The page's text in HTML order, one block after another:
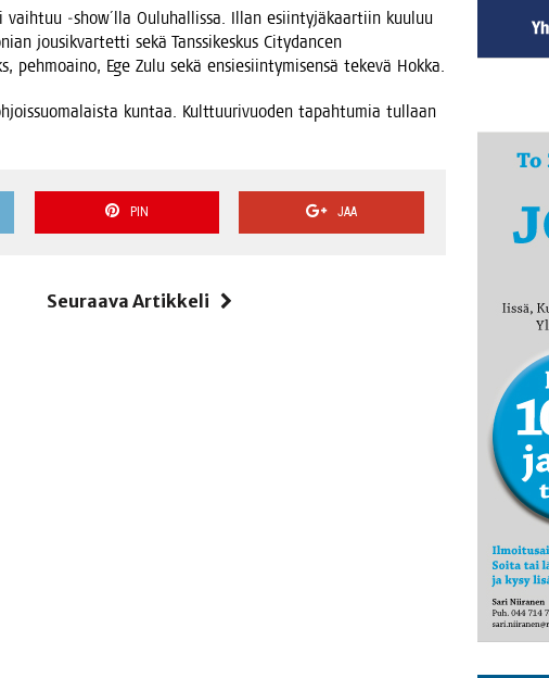
‑show´lla Oulu­hal­lis­sa. Illan esiin­ty­jä­kaar­tiin kuu­luu
jousi­kvar­tet­ti sekä Tans­si­kes­kus City­dancen
peh­moai­no, Ege Zulu sekä ensie­siin­ty­mi­sen­sä teke­vä Hokka.
kun­taa. Kult­tuu­ri­vuo­den tapah­tu­mia tul­laan
PIN JAA
Seuraava Artikkeli